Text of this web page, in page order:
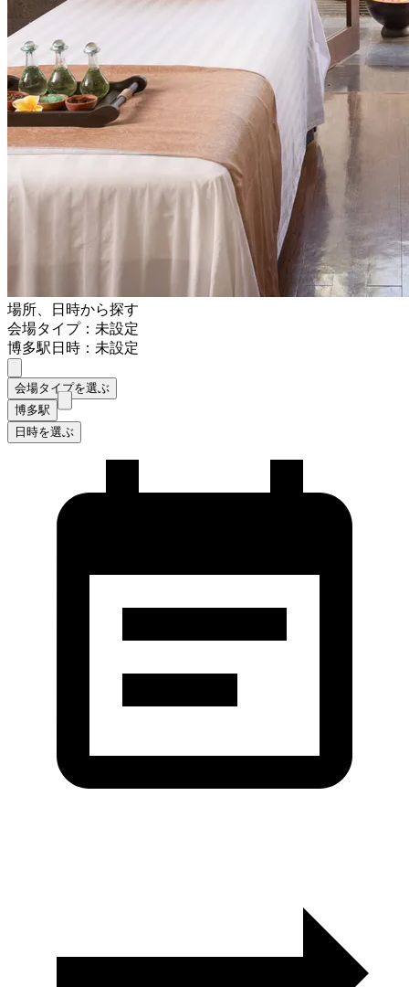
場所、日時から探す
会場タイプ：未設定
博多駅日時：未設定
会場タイプを選ぶ
博多駅
日時を選ぶ